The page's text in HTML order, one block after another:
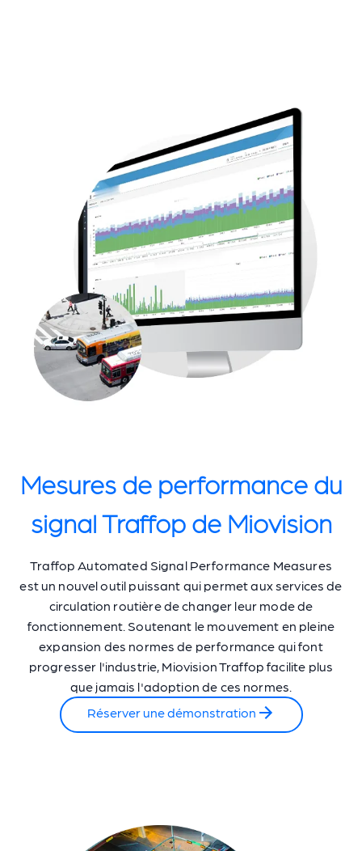
Mesures de performance du
signal Traffop de Miovision
Traffop Automated Signal Performance Measures
est un nouvel outil puissant qui permet aux services de
circulation routière de changer leur mode de
fonctionnement. Soutenant le mouvement en pleine
expansion des normes de performance qui font
progresser l'industrie, Miovision Traffop facilite plus
que jamais l'adoption de ces normes.
Réserver une démonstration